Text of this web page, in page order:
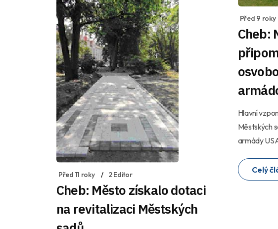
Před 9 roky
Cheb:
Hlavní
Městských
armády
Celý
Před 11 roky 2 Editor
Cheb: Město získalo dotaci
na revitalizaci Městských